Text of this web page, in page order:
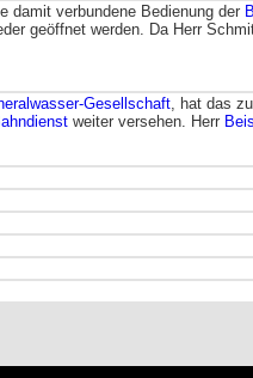
damit verbundene Bedienung der
geöffnet werden. Da Herr
Gesellschaft , hat das zu
weiter versehen. Herr